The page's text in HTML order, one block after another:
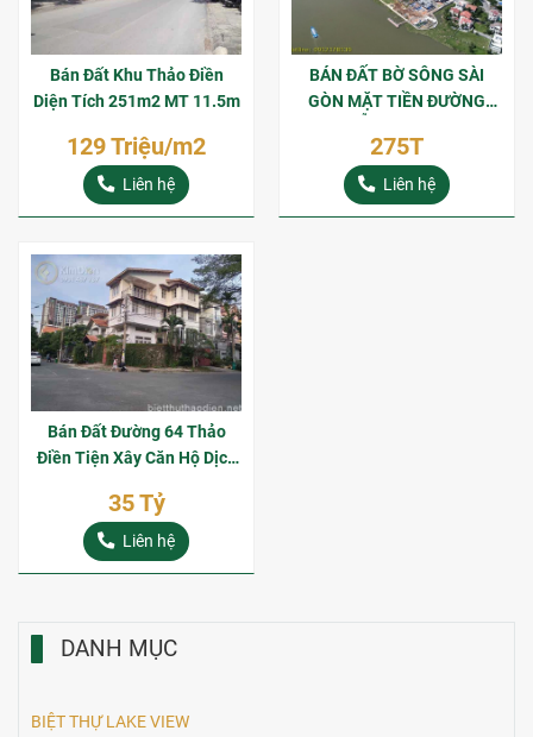
Bán Đất Khu Thảo Điền
Diện Tích 251m2 MT 11.5m
129 Triệu/m2
Liên hệ
BÁN ĐẤT BỜ SÔNG SÀI
GÒN MẶT TIỀN ĐƯỜNG
THẢO ĐIỀN
275T
Liên hệ
Bán Đất Đường 64 Thảo
Điền Tiện Xây Căn Hộ Dịch
35 Tỷ
Liên hệ
DANH MỤC
BIỆT THỰ LAKE VIEW